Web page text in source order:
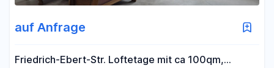
auf Anfrage
Friedrich-Ebert-Str. Loftetage mit ca 100qm,